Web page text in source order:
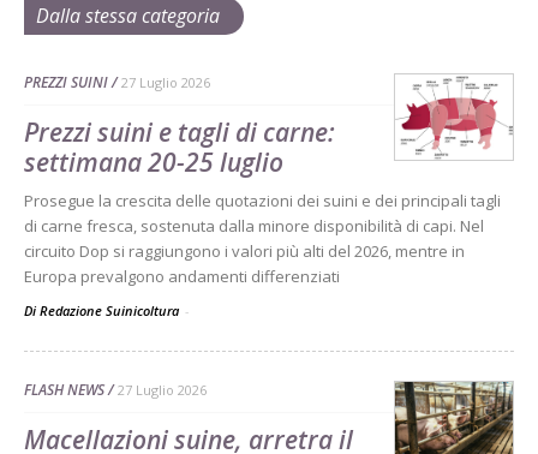
Dalla stessa categoria
PREZZI SUINI 27 Luglio 2026
Prezzi suini e tagli di carne:
settimana 20-25 luglio
Prosegue la crescita delle quotazioni dei suini e dei principali tagli
di carne fresca, sostenuta dalla minore disponibilità di capi. Nel
circuito Dop si raggiungono i valori più alti del 2026, mentre in
Europa prevalgono andamenti differenziati
Di Redazione Suinicoltura -
FLASH NEWS 27 Luglio 2026
Macellazioni suine, arretra il